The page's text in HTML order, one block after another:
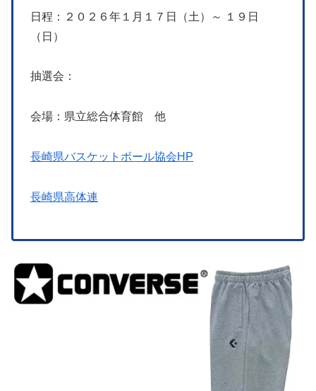
日程：２０２６年１月１７日（土）～ １９日
（日）
抽選会：
会場：県立総合体育館 他
長崎県バスケットボール協会HP
長崎県高体連